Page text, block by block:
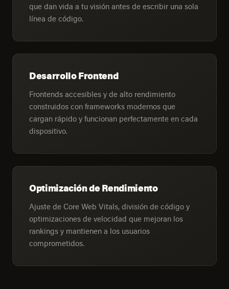
que dan vida a tu visión antes de escribir una sola
línea de código.
Desarrollo Frontend
Frontends accesibles y de alto rendimiento
construidos con frameworks modernos que
cargan rápido y funcionan perfectamente en cada
dispositivo.
Optimización de Rendimiento
Ajuste de Core Web Vitals, división de código y
optimizaciones de velocidad que mejoran los
rankings y mantienen a los usuarios
comprometidos.